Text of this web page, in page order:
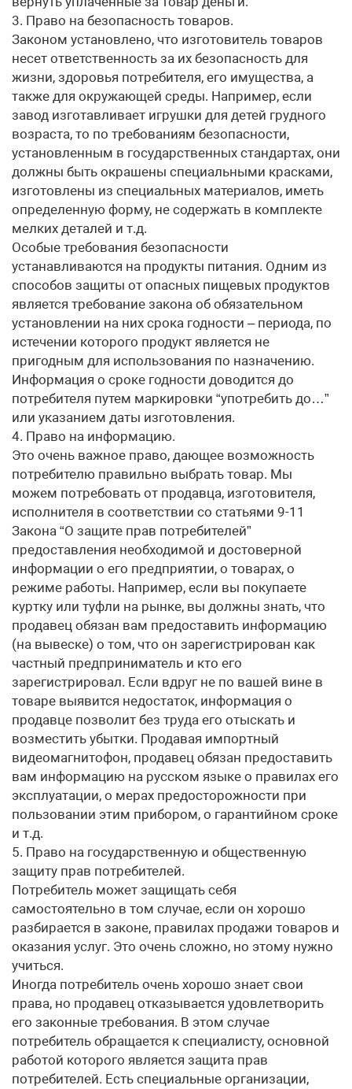
3. Право на безопасность товаров.
Законом установлено, что изготовитель товаров
несет ответственность за их безопасность для
жизни, здоровья потребителя, его имущества, а
также для окружающей среды. Например, если
завод изготавливает игрушки для детей грудного
возраста, то по требованиям безопасности,
установленным в государственных стандартах, они
должны быть окрашены специальными красками,
изготовлены из специальных материалов, иметь
определенную форму, не содержать в комплекте
мелких деталей и т.д.
Особые требования безопасности
устанавливаются на продукты питания. Одним из
способов защиты от опасных пищевых продуктов
является требование закона об обязательном
установлении на них срока годности – периода, по
истечении которого продукт является не
пригодным для использования по назначению.
Информация о сроке годности доводится до
потребителя путем маркировки “употребить до…”
или указанием даты изготовления.
4. Право на информацию.
Это очень важное право, дающее возможность
потребителю правильно выбрать товар. Мы
можем потребовать от продавца, изготовителя,
исполнителя в соответствии со статьями 9-11
Закона “О защите прав потребителей”
предоставления необходимой и достоверной
информации о его предприятии, о товарах, о
режиме работы. Например, если вы покупаете
куртку или туфли на рынке, вы должны знать, что
продавец обязан вам предоставить информацию
(на вывеске) о том, что он зарегистрирован как
частный предприниматель и кто его
зарегистрировал. Если вдруг не по вашей вине в
товаре выявится недостаток, информация о
продавце позволит без труда его отыскать и
возместить убытки. Продавая импортный
видеомагнитофон, продавец обязан предоставить
вам информацию на русском языке о правилах его
эксплуатации, о мерах предосторожности при
пользовании этим прибором, о гарантийном сроке
и т.д.
5. Право на государственную и общественную
защиту прав потребителей.
Потребитель может защищать себя
самостоятельно в том случае, если он хорошо
разбирается в законе, правилах продажи товаров и
оказания услуг. Это очень сложно, но этому нужно
учиться.
Иногда потребитель очень хорошо знает свои
права, но продавец отказывается удовлетворить
его законные требования. В этом случае
потребитель обращается к специалисту, основной
работой которого является защита прав
потребителей. Есть специальные организации,